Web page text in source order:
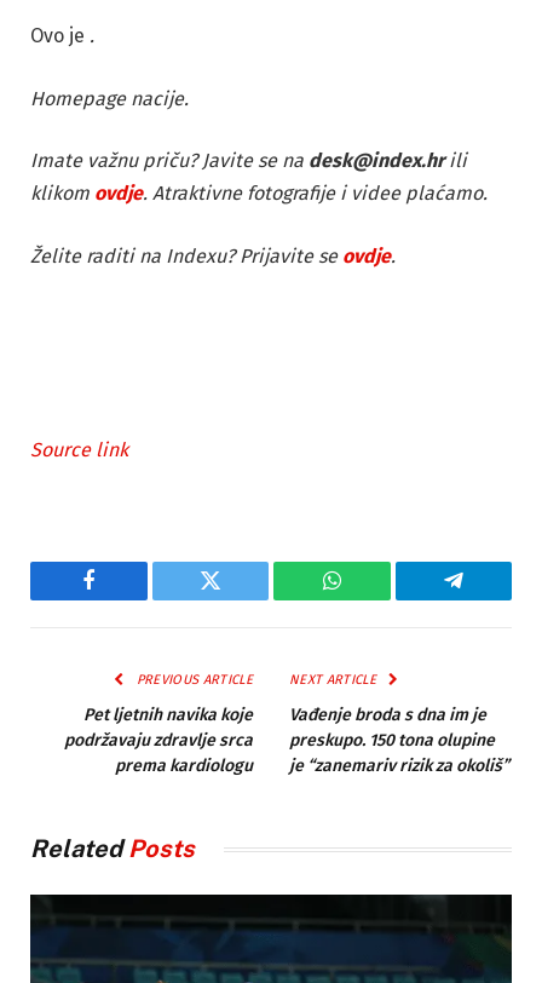
Ovo je .
Homepage nacije.
Imate važnu priču? Javite se na desk@index.hrili
klikom ovdje. Atraktivne fotografije i videe plaćamo.
Želite raditi na Indexu? Prijavite se ovdje.
Source link
Facebook Twitter WhatsApp Telegram
PREVIOUS ARTICLE
Pet ljetnih navika koje
podržavaju zdravlje srca
prema kardiologu
NEXT ARTICLE
Vađenje broda s dna im je
preskupo. 150 tona olupine
je “zanemariv rizik za okoliš”
RelatedPosts